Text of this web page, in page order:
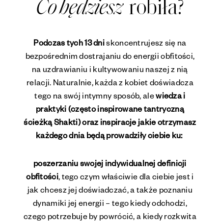
Co będziesz robiła?
Podczas tych 13 dniskoncentrujesz się na
bezpośrednim dostrajaniu do energii obfitości,
na uzdrawianiu i kultywowaniu naszej z nią
relacji. Naturalnie, każda z kobiet doświadcza
tego na swój intymny sposób, alewiedza i
praktyki (często inspirowane tantryczną
ścieżką Shakti) oraz inspiracje jakie otrzymasz
każdego dnia będą prowadziły ciebie ku:
poszerzaniu swojej indywidualnej definicji
obfitości, tego czym właściwie dla ciebie jest i
jak chcesz jej doświadczać, a także poznaniu
dynamiki jej energii – tego kiedy odchodzi,
czego potrzebuje by powrócić, a kiedy rozkwita